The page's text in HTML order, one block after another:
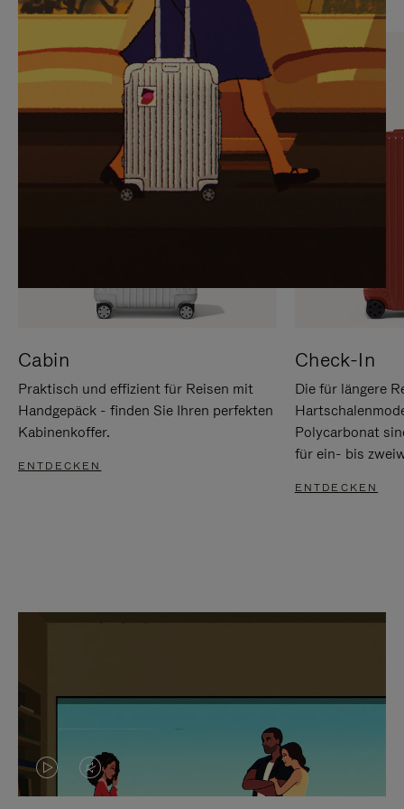
SIE,
UM
ANZUHALTEN
AUFHEBEN
DER
STUMMSCHALTUNG
Cabin
Praktisch und effizient für Reisen mit
Handgepäck - finden Sie Ihren perfekten
Kabinenkoffer.
ENTDECKEN
Check-In
Die für längere
Polycarbonat
für ein- bis
ENTDECKEN
DASVIDEO